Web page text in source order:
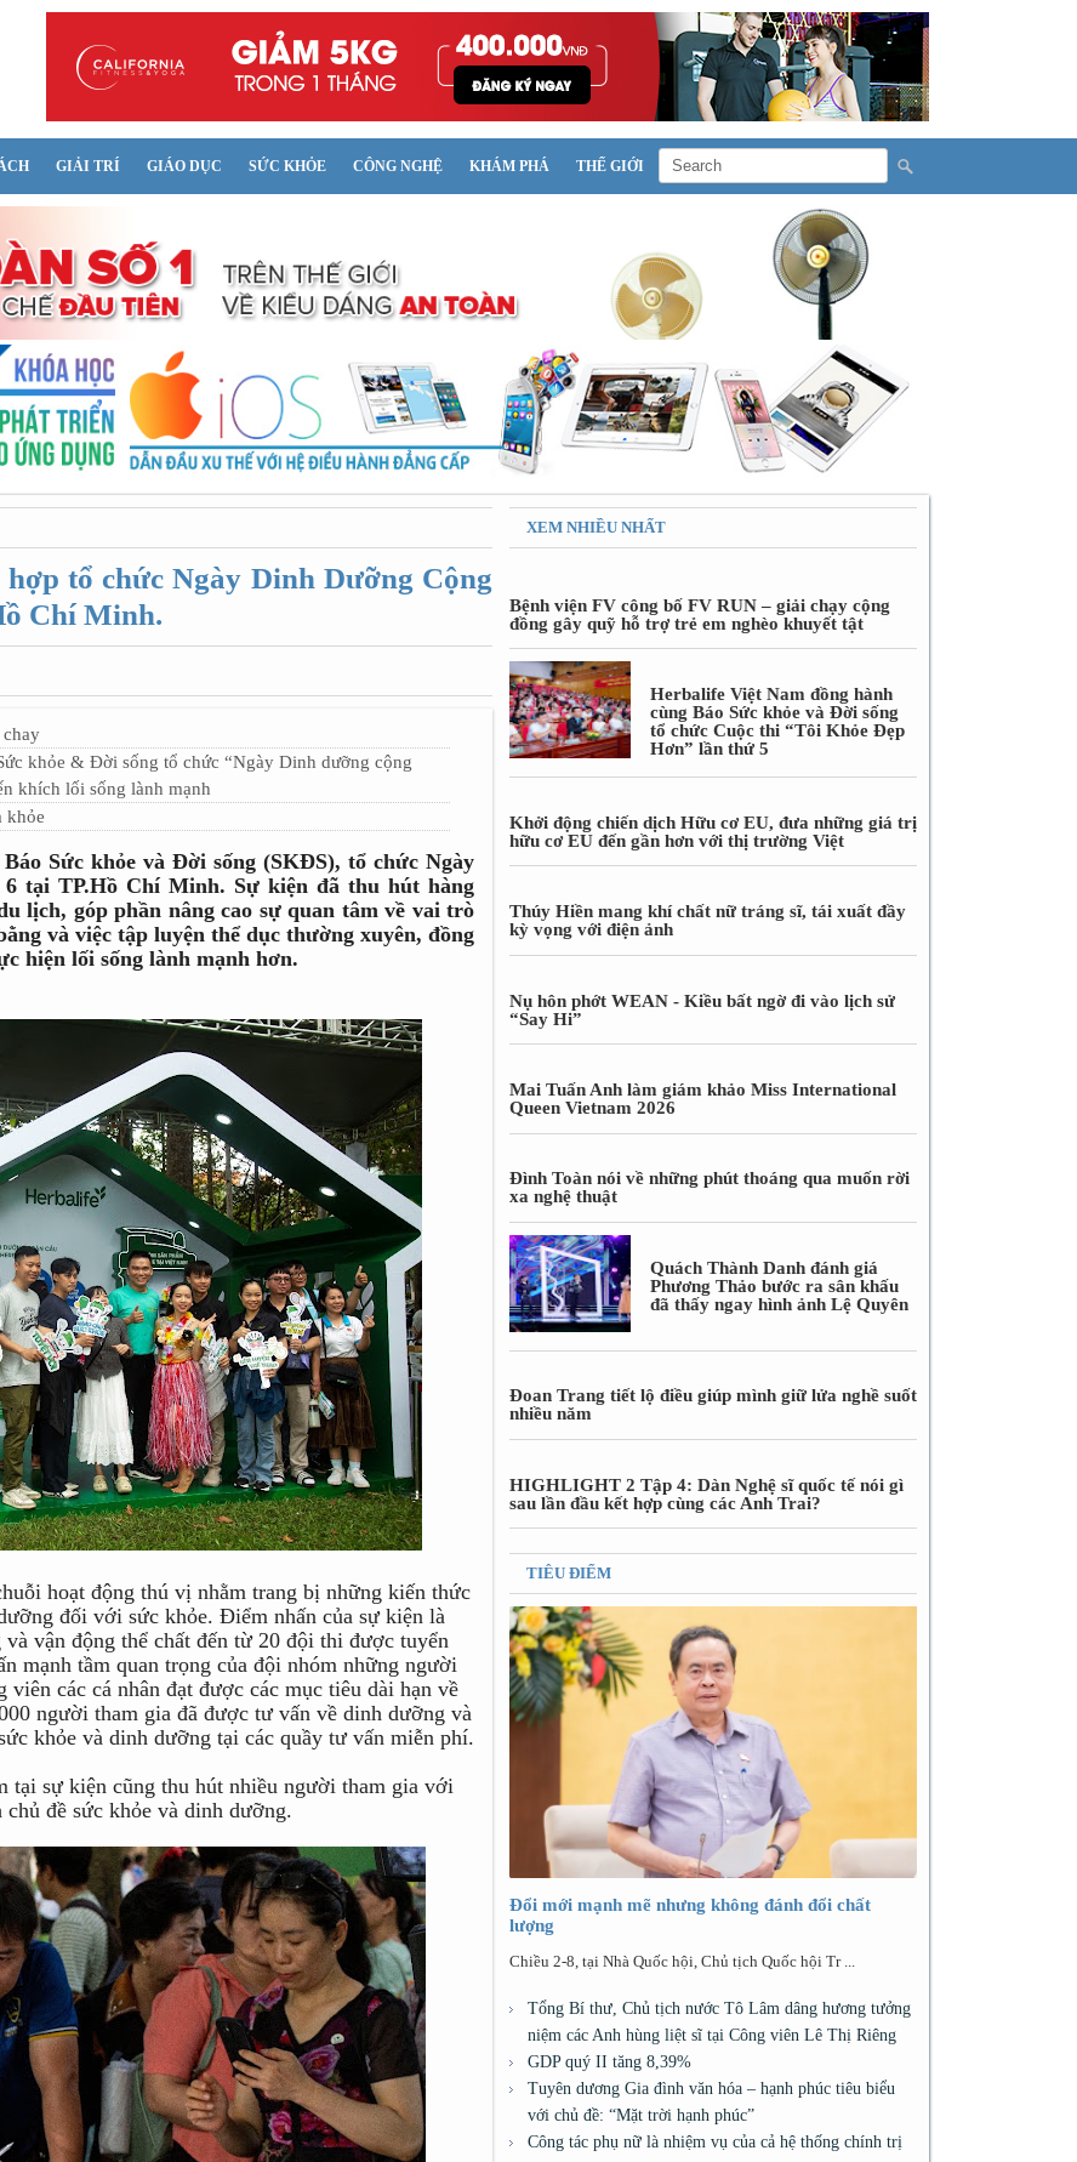
GIẢI TRÍ GIÁO DỤC SỨC KHỎE CÔNG NGHỆ KHÁM PHÁ THẾ GIỚI
tổ chức Ngày Dinh Dưỡng Cộng
Chí Minh.
khỏe & Đời sống tổ chức “Ngày Dinh dưỡng cộng
khích lối sống lành mạnh
khỏe
Sức khỏe và Đời sống (SKĐS), tổ chức Ngày
tại TP.Hồ Chí Minh. Sự kiện đã thu hút hàng
lịch, góp phần nâng cao sự quan tâm về vai trò
và việc tập luyện thể dục thường xuyên, đồng
hiện lối sống lành mạnh hơn.
hoạt động thú vị nhằm trang bị những kiến thức
đối với sức khỏe. Điểm nhấn của sự kiện là
vận động thể chất đến từ 20 đội thi được tuyển
mạnh tầm quan trọng của đội nhóm những người
các cá nhân đạt được các mục tiêu dài hạn về
người tham gia đã được tư vấn về dinh dưỡng và
khỏe và dinh dưỡng tại các quầy tư vấn miễn phí.
tại sự kiện cũng thu hút nhiều người tham gia với
đề sức khỏe và dinh dưỡng.
XEM NHIỀU NHẤT
Bệnh viện FV công bố FV RUN – giải chạy cộng
đồng gây quỹ hỗ trợ trẻ em nghèo khuyết tật
Herbalife Việt Nam đồng hành
cùng Báo Sức khỏe và Đời sống
tổ chức Cuộc thi “Tôi Khỏe Đẹp
Hơn” lần thứ 5
Khởi động chiến dịch Hữu cơ EU, đưa những giá trị
hữu cơ EU đến gần hơn với thị trường Việt
Thúy Hiền mang khí chất nữ tráng sĩ, tái xuất đầy
kỳ vọng với điện ảnh
Nụ hôn phớt WEAN - Kiều bất ngờ đi vào lịch sử
“Say Hi”
Mai Tuấn Anh làm giám khảo Miss International
Queen Vietnam 2026
Đình Toàn nói về những phút thoáng qua muốn rời
xa nghệ thuật
Quách Thành Danh đánh giá
Phương Thảo bước ra sân khấu
đã thấy ngay hình ảnh Lệ Quyên
Đoan Trang tiết lộ điều giúp mình giữ lửa nghề suốt
nhiều năm
HIGHLIGHT 2 Tập 4: Dàn Nghệ sĩ quốc tế nói gì
sau lần đầu kết hợp cùng các Anh Trai?
TIÊU ĐIỂM
Đổi mới mạnh mẽ nhưng không đánh đổi chất
lượng
Chiều 2-8, tại Nhà Quốc hội, Chủ tịch Quốc hội Tr ...
Tổng Bí thư, Chủ tịch nước Tô Lâm dâng hương tưởng
niệm các Anh hùng liệt sĩ tại Công viên Lê Thị Riêng
GDP quý II tăng 8,39%
Tuyên dương Gia đình văn hóa – hạnh phúc tiêu biểu
với chủ đề: “Mặt trời hạnh phúc”
Công tác phụ nữ là nhiệm vụ của cả hệ thống chính trị